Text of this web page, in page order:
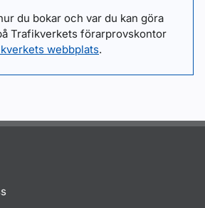
du bokar och var du kan göra
Trafikverkets förarprovskontor
webbplats.